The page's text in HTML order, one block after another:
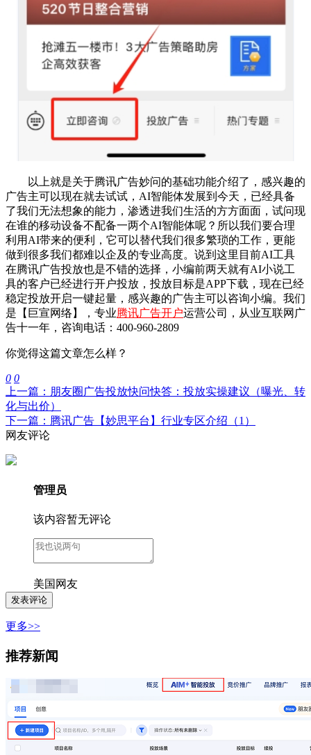
以上就是关于腾讯广告妙问的基础功能介绍了，感兴趣的
广告主可以现在就去试试，AI智能体发展到今天，已经具备
了我们无法想象的能力，渗透进我们生活的方方面面，试问现
在谁的移动设备不配备一两个AI智能体呢？所以我们要合理
利用AI带来的便利，它可以替代我们很多繁琐的工作，更能
做到很多我们都难以企及的专业高度。说到这里目前AI工具
在腾讯广告投放也是不错的选择，小编前两天就有AI小说工
具的客户已经进行开户投放，投放目标是APP下载，现在已经
稳定投放开启一键起量，感兴趣的广告主可以咨询小编。我们
是【巨宣网络】，专业腾讯广告开户运营公司，从业互联网广
告十一年，咨询电话：400-960-2809
你觉得这篇文章怎么样？
0 0
上一篇：朋友圈广告投放快问快答：投放实操建议（曝光、转
化与出价）
下一篇：腾讯广告【妙思平台】行业专区介绍（1）
网友评论
管理员
该内容暂无评论
美国网友
更多>>
推荐新闻